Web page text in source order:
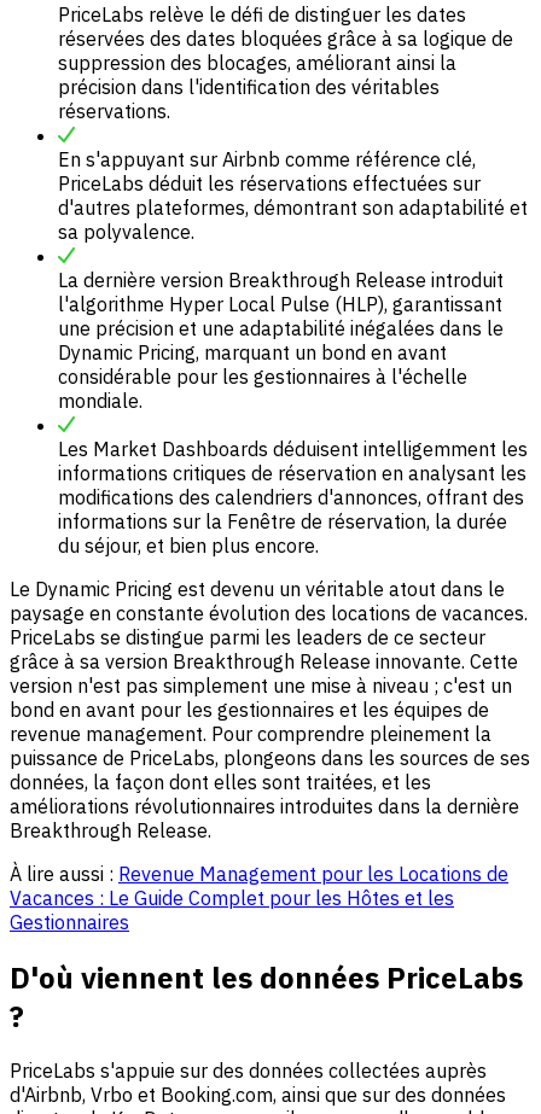
PriceLabs relève le défi de distinguer les dates
réservées des dates bloquées grâce à sa logique de
suppression des blocages, améliorant ainsi la
précision dans l'identification des véritables
réservations.
En s'appuyant sur Airbnb comme référence clé,
PriceLabs déduit les réservations effectuées sur
d'autres plateformes, démontrant son adaptabilité et
sa polyvalence.
La dernière version Breakthrough Release introduit
l'algorithme Hyper Local Pulse (HLP), garantissant
une précision et une adaptabilité inégalées dans le
Dynamic Pricing, marquant un bond en avant
considérable pour les gestionnaires à l'échelle
mondiale.
Les Market Dashboards déduisent intelligemment les
informations critiques de réservation en analysant les
modifications des calendriers d'annonces, offrant des
informations sur la Fenêtre de réservation, la durée
du séjour, et bien plus encore.
Le Dynamic Pricing est devenu un véritable atout dans le
paysage en constante évolution des locations de vacances.
PriceLabs se distingue parmi les leaders de ce secteur
grâce à sa version Breakthrough Release innovante. Cette
version n'est pas simplement une mise à niveau ; c'est un
bond en avant pour les gestionnaires et les équipes de
revenue management. Pour comprendre pleinement la
puissance de PriceLabs, plongeons dans les sources de ses
données, la façon dont elles sont traitées, et les
améliorations révolutionnaires introduites dans la dernière
Breakthrough Release.
À lire aussi : Revenue Management pour les Locations de
Vacances : Le Guide Complet pour les Hôtes et les
Gestionnaires
D'où viennent les données PriceLabs
?
PriceLabs s'appuie sur des données collectées auprès
d'Airbnb, Vrbo et Booking.com, ainsi que sur des données